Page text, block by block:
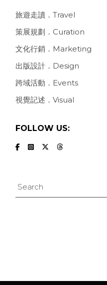
旅遊走讀．Travel
策展規劃．Curation
文化行銷．Marketing
出版設計．Design
跨域活動．Events
視覺記述．Visual
FOLLOW US:
Search